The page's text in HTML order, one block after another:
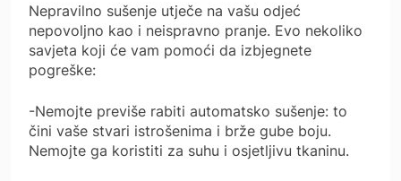
Nepravilno sušenje utječe na vašu odjeć
nepovoljno kao i neispravno pranje. Evo nekoliko
savjeta koji će vam pomoći da izbjegnete
pogreške:
-Nemojte previše rabiti automatsko sušenje: to
čini vaše stvari istrošenima i brže gube boju.
Nemojte ga koristiti za suhu i osjetljivu tkaninu.